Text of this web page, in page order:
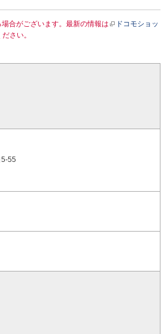
合がございます。最新の情報は
ドコモショッ
さい。
55